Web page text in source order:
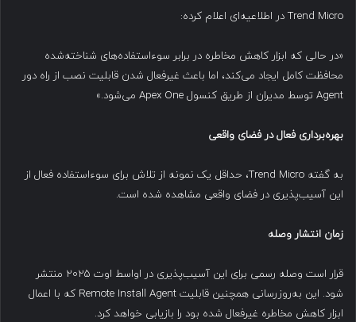
Trend Micro در اطلاعیه‌ای اعلام کرده:
«در حالی که ابزار کاهش مخاطره در برابر سوءاستفاده‌های شناخته‌شده
محافظت کامل ایجاد می‌کند، اما باعث غیرفعال شدن قابلیت نصب از راه دور
Agent توسط مدیران از طریق کنسول Apex One می‌شود.»
بهره‌برداری فعال در فضای واقعی
به گفته Trend Micro، حداقل یک نمونه از تلاش برای سوءاستفاده فعال از
این آسیب‌پذیری در فضای واقعی مشاهده شده است.
زمان انتشار وصله
قرار است وصله رسمی برای این آسیب‌پذیری در اواسط اوت ۲۰۲۵ منتشر
شود. این به‌روزرسانی همچنین قابلیت Remote Install Agent که با اعمال
ابزار کاهش مخاطره غیرفعال شده بود را بازیابی خواهد کرد.